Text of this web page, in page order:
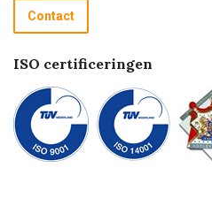
Recycle programma
Betalen
Contact
ISO certificeringen